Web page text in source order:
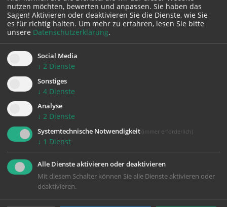
Die Pfarrkirche Schenkenfelden – 500 Jahre Geschichte und
OFT NACHGEFRAGT
Jobbörse/Ausschreibungen
nutzen möchten, bewerten und anpassen. Sie haben das
Sagen! Aktivieren oder deaktivieren Sie die Dienste, wie Sie
es für richtig halten. Um mehr zu erfahren, lesen Sie bitte
unsere Datenschutzerklärung.
Social Media
↓ 2 Dienste
Sonstiges
↓ 4 Dienste
Analyse
↓ 2 Dienste
Systemtechnische Notwendigkeit (immer erforderlich)
↓ 1 Dienst
Alle Dienste aktivieren oder deaktivieren
Mit diesem Schalter können Sie alle Dienste aktivieren oder
deaktivieren.